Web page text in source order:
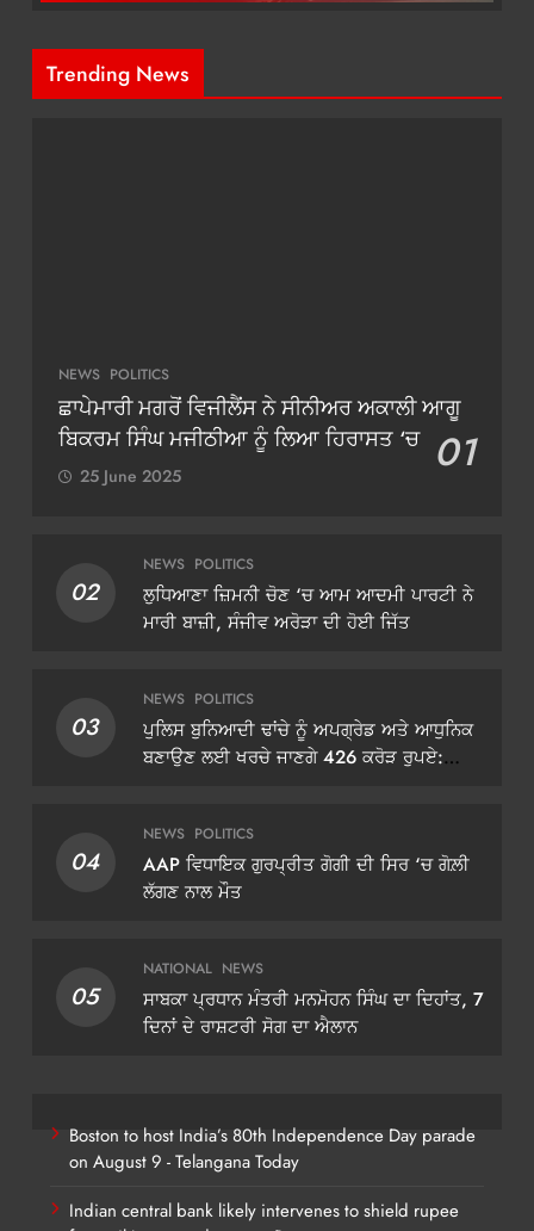
Trending News
NEWS POLITICS
ਛਾਪੇਮਾਰੀ ਮਗਰੋਂ ਵਿਜੀਲੈਂਸ ਨੇ ਸੀਨੀਅਰ ਅਕਾਲੀ ਆਗੂ
ਬਿਕਰਮ ਸਿੰਘ ਮਜੀਠੀਆ ਨੂੰ ਲਿਆ ਹਿਰਾਸਤ ‘ਚ 01
25 June 2025
02
NEWS POLITICS
ਲੁਧਿਆਣਾ ਜ਼ਿਮਨੀ ਚੋਣ ‘ਚ ਆਮ ਆਦਮੀ ਪਾਰਟੀ ਨੇ
ਮਾਰੀ ਬਾਜ਼ੀ, ਸੰਜੀਵ ਅਰੋੜਾ ਦੀ ਹੋਈ ਜਿੱਤ
03
NEWS POLITICS
ਪੁਲਿਸ ਬੁਨਿਆਦੀ ਢਾਂਚੇ ਨੂੰ ਅਪਗ੍ਰੇਡ ਅਤੇ ਆਧੁਨਿਕ
ਬਣਾਉਣ ਲਈ ਖਰਚੇ ਜਾਣਗੇ 426 ਕਰੋੜ ਰੁਪਏ:
04
NEWS POLITICS
AAP ਵਿਧਾਇਕ ਗੁਰਪ੍ਰੀਤ ਗੋਗੀ ਦੀ ਸਿਰ ‘ਚ ਗੋਲ਼ੀ
ਲੱਗਣ ਨਾਲ ਮੌਤ
05
NATIONAL NEWS
ਸਾਬਕਾ ਪ੍ਰਧਾਨ ਮੰਤਰੀ ਮਨਮੋਹਨ ਸਿੰਘ ਦਾ ਦਿਹਾਂਤ, 7
ਦਿਨਾਂ ਦੇ ਰਾਸ਼ਟਰੀ ਸੋਗ ਦਾ ਐਲਾਨ
Boston to host India’s 80th Independence Day parade
on August 9 - Telangana Today
Indian central bank likely intervenes to shield rupee